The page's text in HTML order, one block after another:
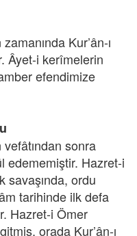
Kur’ân-ı
Âyet-i kerîmelerin
efendimize
sonra
edememiştir. Hazret-i
savaşında, ordu
tarihinde ilk defa
Hazret-i Ömer
orada Kur’ân-ı